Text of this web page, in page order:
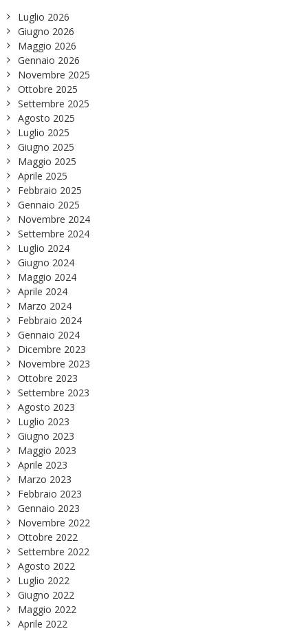
Luglio 2026
Giugno 2026
Maggio 2026
Gennaio 2026
Novembre 2025
Ottobre 2025
Settembre 2025
Agosto 2025
Luglio 2025
Giugno 2025
Maggio 2025
Aprile 2025
Febbraio 2025
Gennaio 2025
Novembre 2024
Settembre 2024
Luglio 2024
Giugno 2024
Maggio 2024
Aprile 2024
Marzo 2024
Febbraio 2024
Gennaio 2024
Dicembre 2023
Novembre 2023
Ottobre 2023
Settembre 2023
Agosto 2023
Luglio 2023
Giugno 2023
Maggio 2023
Aprile 2023
Marzo 2023
Febbraio 2023
Gennaio 2023
Novembre 2022
Ottobre 2022
Settembre 2022
Agosto 2022
Luglio 2022
Giugno 2022
Maggio 2022
Aprile 2022